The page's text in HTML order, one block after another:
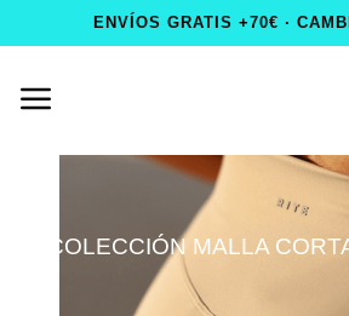
ENVÍOS GRATIS +70€ ·
COLECCIÓN MALLA